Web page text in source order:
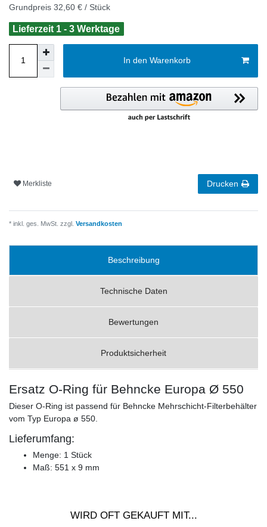
Grundpreis 32,60 € / Stück
Lieferzeit 1 - 3 Werktage
In den Warenkorb
Merkliste Drucken
* inkl. ges. MwSt. zzgl. Versandkosten
Beschreibung
Technische Daten
Bewertungen
Produktsicherheit
Ersatz O-Ring für Behncke Europa Ø 550
Dieser O-Ring ist passend für Behncke Mehrschicht-Filterbehälter
vom Typ Europa ø 550.
Lieferumfang:
Menge: 1 Stück
Maß: 551 x 9 mm
WIRD OFT GEKAUFT MIT...